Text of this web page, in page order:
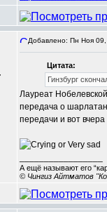
Добавлено: Пн Ноя
Цитата:
Гинзбург
Лауреат
передача о
передачи и вот
А ещё называют его
© Чингиз Айтматов